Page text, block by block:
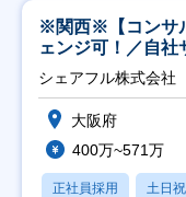
※関西※【コンサ
ェンジ可！／自社
シェアフル株式会社
大阪府
400万~571万
正社員採用 土日